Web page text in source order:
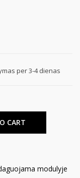
per 3-4 dienas
CART
modulyje